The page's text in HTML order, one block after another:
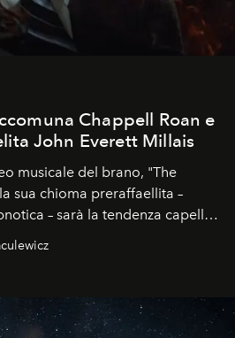
Chappell Roan e
John Everett Millais
musicale del brano, "The
sua chioma preraffaellita –
– sarà la tendenza capelli